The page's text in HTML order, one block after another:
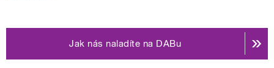
Jak nás naladíte na DABu